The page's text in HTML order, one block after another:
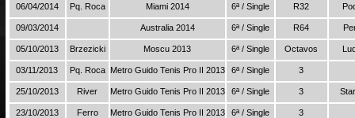
06/04/2014 Pq. Roca Miami 2014 6ª / Single R32
09/03/2014 Australia 2014 6ª / Single R64
05/10/2013 Brzezicki Moscu 2013 6ª / Single Octavos
03/11/2013 Pq. Roca Metro Guido Tenis Pro II 2013 6ª / Single 3
25/10/2013 River Metro Guido Tenis Pro II 2013 6ª / Single 3
23/10/2013 Ferro Metro Guido Tenis Pro II 2013 6ª / Single 3